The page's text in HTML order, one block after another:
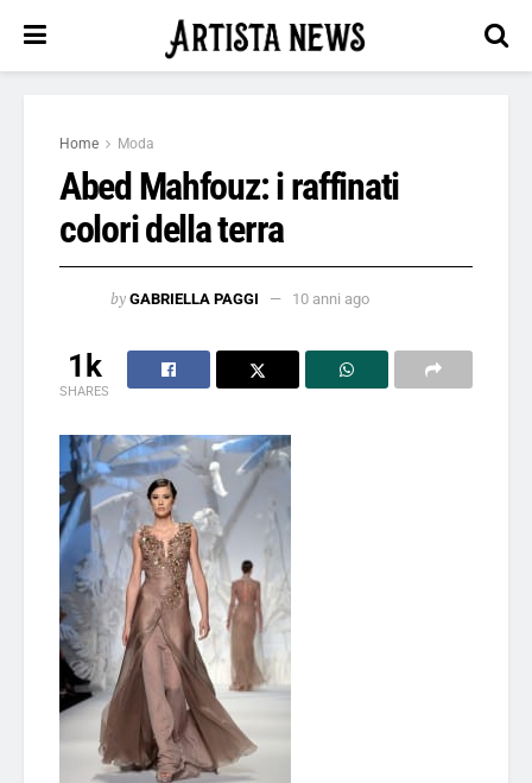
Home Moda
Abed Mahfouz: i raffinati
colori della terra
by GABRIELLA PAGGI 10 anni ago
1k
SHARES